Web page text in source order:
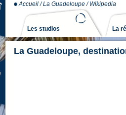
Accueil/La Guadeloupe/ Wikipedia
Les studios La
La Guadeloupe,